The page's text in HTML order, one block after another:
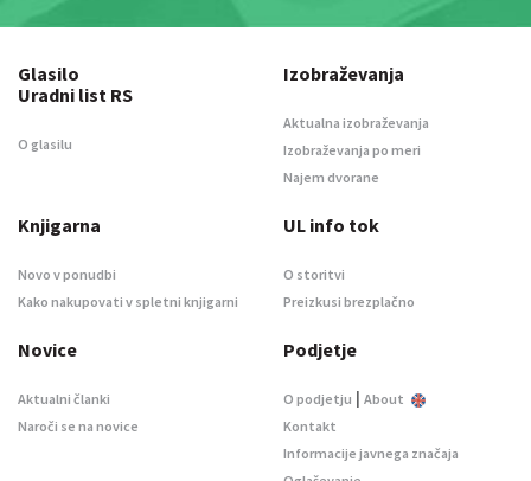
Glasilo
Uradni list RS
O glasilu
Izobraževanja
Aktualna izobraževanja
Izobraževanja po meri
Najem dvorane
Knjigarna
Novo v ponudbi
Kako nakupovati v spletni knjigarni
UL info tok
O storitvi
Preizkusi brezplačno
Novice
Aktualni članki
Naroči se na novice
Podjetje
O podjetju | About
Kontakt
Informacije javnega značaja